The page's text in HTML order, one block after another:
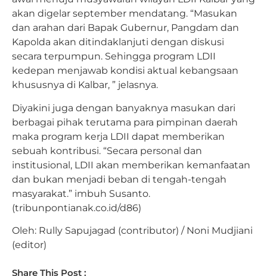
akan digelar september mendatang. “Masukan
dan arahan dari Bapak Gubernur, Pangdam dan
Kapolda akan ditindaklanjuti dengan diskusi
secara terpumpun. Sehingga program LDII
kedepan menjawab kondisi aktual kebangsaan
khususnya di Kalbar, ” jelasnya.
Diyakini juga dengan banyaknya masukan dari
berbagai pihak terutama para pimpinan daerah
maka program kerja LDII dapat memberikan
sebuah kontribusi. “Secara personal dan
institusional, LDII akan memberikan kemanfaatan
dan bukan menjadi beban di tengah-tengah
masyarakat.” imbuh Susanto.
(tribunpontianak.co.id/d86)
Oleh: Rully Sapujagad (contributor) / Noni Mudjiani
(editor)
Share This Post :